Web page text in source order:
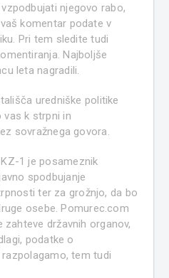
njegovo rabo,
komentar podate v
Pri tem sledite tudi
Najboljše
leta nagradili.
uredniške politike
vas k strpni in
sovražnega govora.
1 je posameznik
spodbujanje
ter za grožnjo, da bo
osebe. Pomurec.com
državnih organov,
podatke o
tem tudi